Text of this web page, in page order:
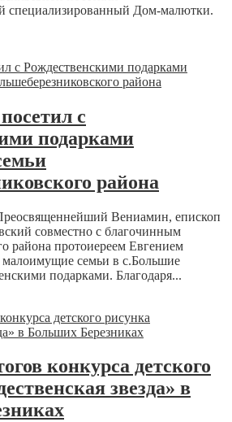
специализированный Дом-малютки.
с
подарками
района
Вениамин, епископ
совместно с благочинным
района протоиереем Евгением
семьи в с.Большие
подарками. Благодаря...
конкурса детского
звезда» в